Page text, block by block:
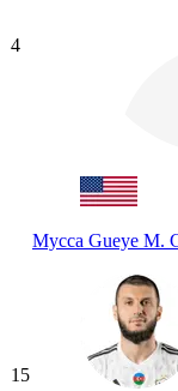
4
Мусса Gueye М.
15